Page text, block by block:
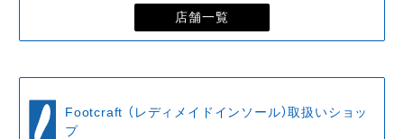
店舗一覧
Footcraft （レディメイドインソール）取扱いショッ
プ